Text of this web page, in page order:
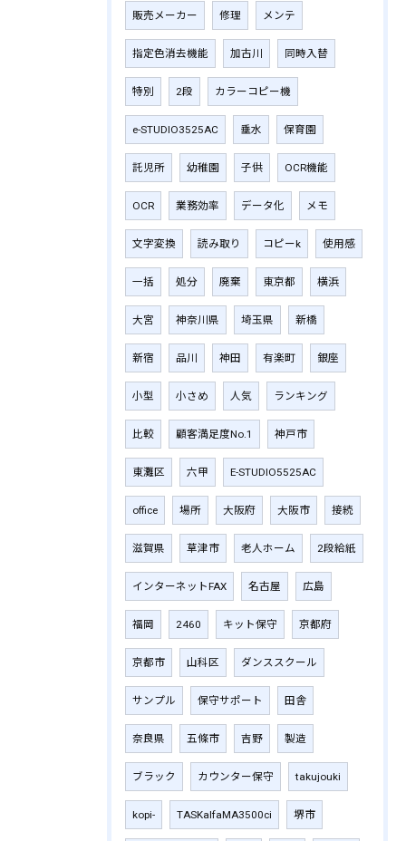
販売メーカー 修理 メンテ
指定色消去機能 加古川 同時入替
特別 2段 カラーコピー機
e-STUDIO3525AC 垂水 保育園
託児所 幼稚園 子供 OCR機能
OCR 業務効率 データ化 メモ
文字変換 読み取り コピーk 使用感
一括 処分 廃棄 東京都 横浜
大宮 神奈川県 埼玉県 新橋
新宿 品川 神田 有楽町 銀座
小型 小さめ 人気 ランキング
比較 顧客満足度No.1 神戸市
東灘区 六甲 E-STUDIO5525AC
office 場所 大阪府 大阪市 接続
滋賀県 草津市 老人ホーム 2段給紙
インターネットFAX 名古屋 広島
福岡 2460 キット保守 京都府
京都市 山科区 ダンススクール
サンプル 保守サポート 田舎
奈良県 五條市 吉野 製造
ブラック カウンター保守 takujouki
kopi- TASKalfaMA3500ci 堺市